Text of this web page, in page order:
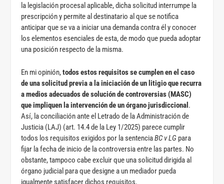
la legislación procesal aplicable, dicha solicitud interrumpe la
prescripción y permite al destinatario al que se notifica
anticipar que se va a iniciar una demanda contra él y conocer
los elementos esenciales de esta, de modo que pueda adoptar
una posición respecto de la misma.
En mi opinión,todos estos requisitos se cumplen en el caso
de una solicitud previa a la iniciación de un litigio que recurra
a medios adecuados de solución de controversias (MASC)
que impliquen la intervención de un órgano jurisdiccional .
Así, la conciliación ante el Letrado de la Administración de
Justicia (LAJ) (art. 14.4 de la Ley 1/2025) parece cumplir
todos los requisitos exigidos por la sentenciaBC v LG para
fijar la fecha de inicio de la controversia entre las partes. No
obstante, tampoco cabe excluir que una solicitud dirigida al
órgano judicial para que designe a un mediador pueda
igualmente satisfacer dichos requisitos.